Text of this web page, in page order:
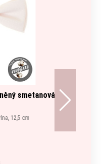
smetanová
12,5 cm